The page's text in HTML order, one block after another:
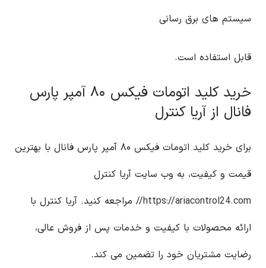
سیستم های برق رسانی
قابل استفاده است.
خرید کلید اتومات فیکس ۸۰ آمپر پارس
فانال از آریا کنترل
برای خرید کلید اتومات فیکس ۸۰ آمپر پارس فانال با بهترین
قیمت و کیفیت، به وب سایت آریا کنترل
https://ariacontrol24.com//
مراجعه کنید. آریا کنترل با
ارائه محصولات با کیفیت و خدمات پس از فروش عالی،
رضایت مشتریان خود را تضمین می کند.